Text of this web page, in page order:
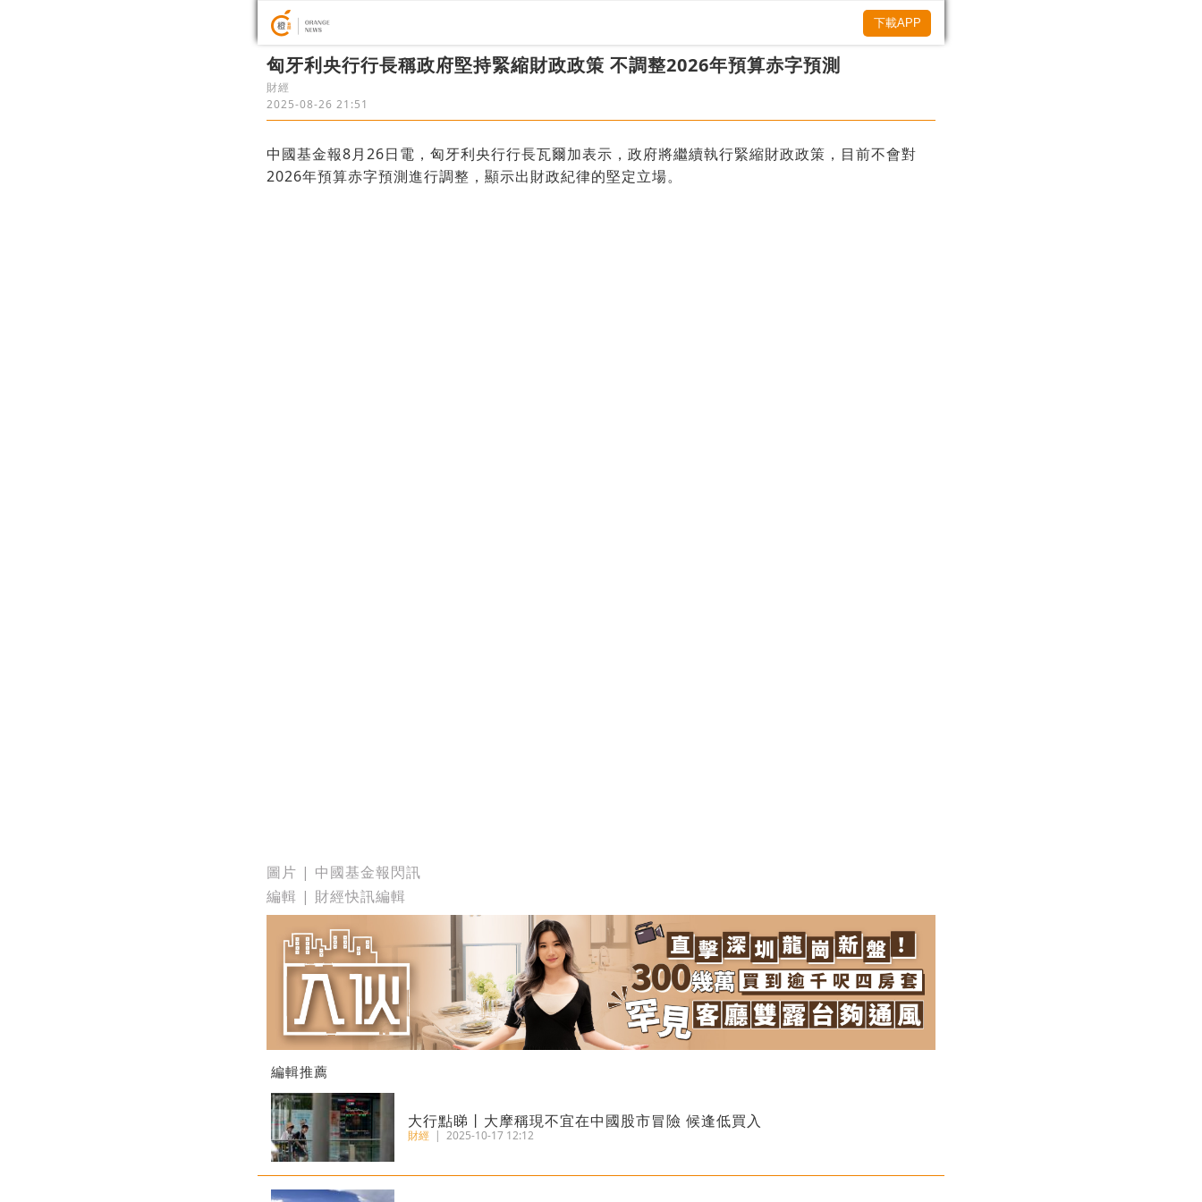
匈牙利央行行長稱政府堅持緊縮財政政策 不調整2026年預算赤字預測
財經
2025-08-26 21:51
中國基金報8月26日電，匈牙利央行行長瓦爾加表示，政府將繼續執行緊縮財政政策，目前不會對
2026年預算赤字預測進行調整，顯示出財政紀律的堅定立場。
圖片 | 中國基金報閃訊
編輯 | 財經快訊編輯
編輯推薦
大行點睇丨大摩稱現不宜在中國股市冒險 候逢低買入
財經 | 2025-10-17 12:12
下載APP